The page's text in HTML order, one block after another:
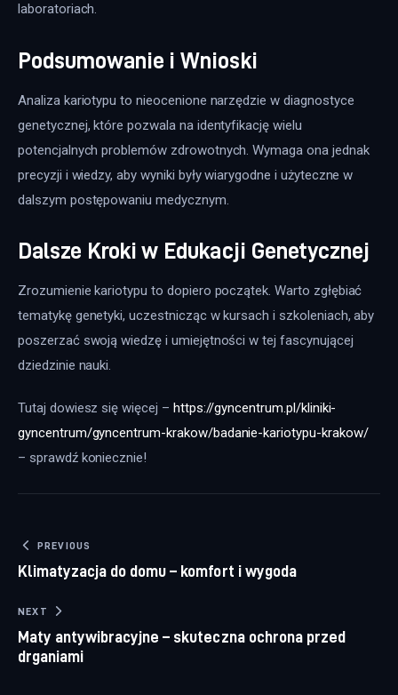
laboratoriach.
Podsumowanie i Wnioski
Analiza kariotypu to nieocenione narzędzie w diagnostyce
genetycznej, które pozwala na identyfikację wielu
potencjalnych problemów zdrowotnych. Wymaga ona jednak
precyzji i wiedzy, aby wyniki były wiarygodne i użyteczne w
dalszym postępowaniu medycznym.
Dalsze Kroki w Edukacji Genetycznej
Zrozumienie kariotypu to dopiero początek. Warto zgłębiać
tematykę genetyki, uczestnicząc w kursach i szkoleniach, aby
poszerzać swoją wiedzę i umiejętności w tej fascynującej
dziedzinie nauki.
Tutaj dowiesz się więcej – https://gyncentrum.pl/kliniki-
gyncentrum/gyncentrum-krakow/badanie-kariotypu-krakow/
– sprawdź koniecznie!
Nawigacja wpisu
PREVIOUS
Klimatyzacja do domu – komfort i wygoda
NEXT
Maty antywibracyjne – skuteczna ochrona przed
drganiami